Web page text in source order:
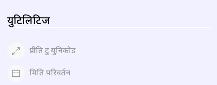
युटिलिटिज
प्रीति टु युनिकोड
मिति परिवर्तन